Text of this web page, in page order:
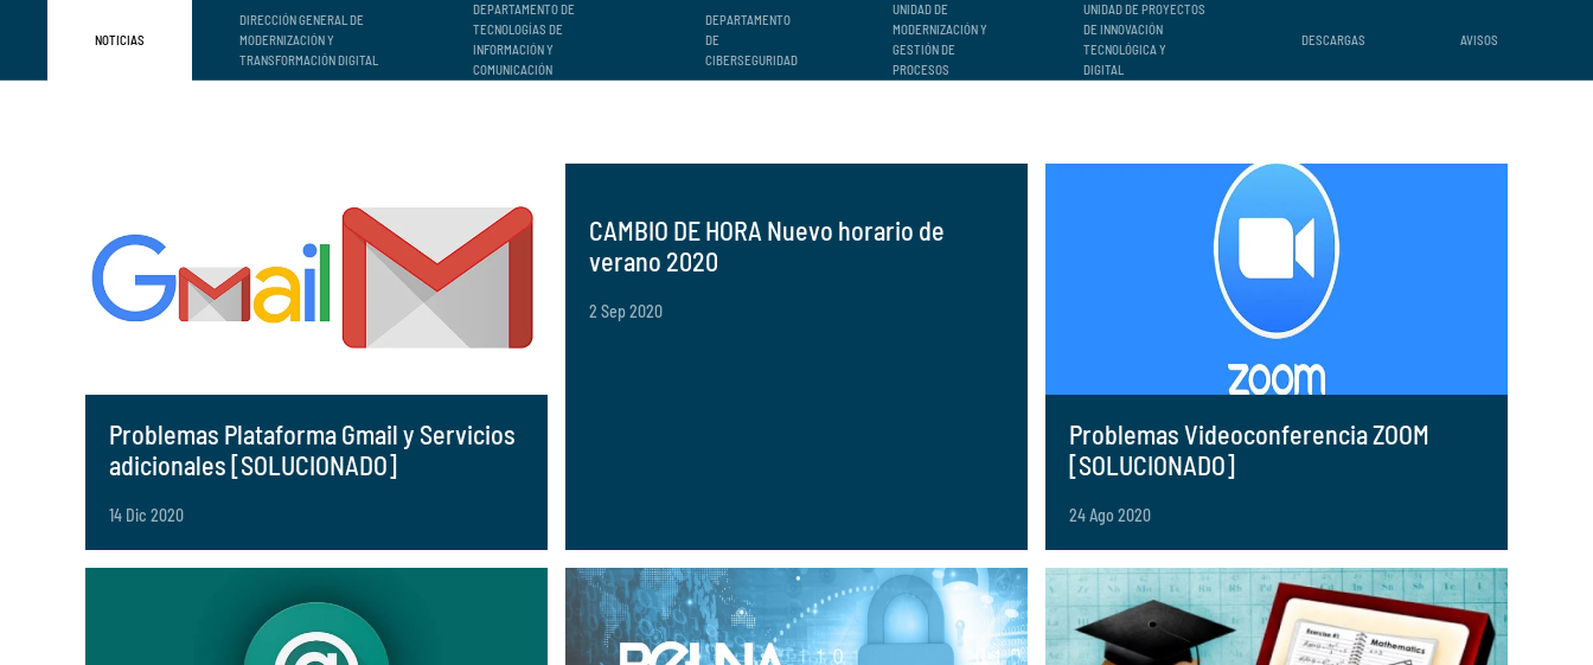
NOTICIAS
DIRECCIÓN GENERAL DE
MODERNIZACIÓN Y
TRANSFORMACIÓN DIGITAL
DEPARTAMENTO DE
TECNOLOGÍAS DE
INFORMACIÓN Y
COMUNICACIÓN
DEPARTAMENTO
DE
CIBERSEGURIDAD
UNIDAD DE
MODERNIZACIÓN Y
GESTIÓN DE
PROCESOS
UNIDAD DE PROYECTOS
DE INNOVACIÓN
TECNOLÓGICA Y
DIGITAL
DESCARGAS AVISOS
Problemas Plataforma Gmail y Servicios
adicionales [SOLUCIONADO]
14 Dic 2020
CAMBIO DE HORA Nuevo horario de
verano 2020
2 Sep 2020
Problemas Videoconferencia ZOOM
[SOLUCIONADO]
24 Ago 2020